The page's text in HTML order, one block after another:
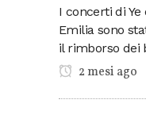
I concerti di Ye
Emilia sono
il rimborso dei
2 mesi ago